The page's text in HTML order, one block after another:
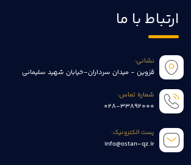
ارتباط با ما
نشانی:
قزوین - میدان سرداران-خیابان شهید سلیمانی
شماره تماس:
028-33892000
پست الکترونیک:
info@ostan-qz.ir